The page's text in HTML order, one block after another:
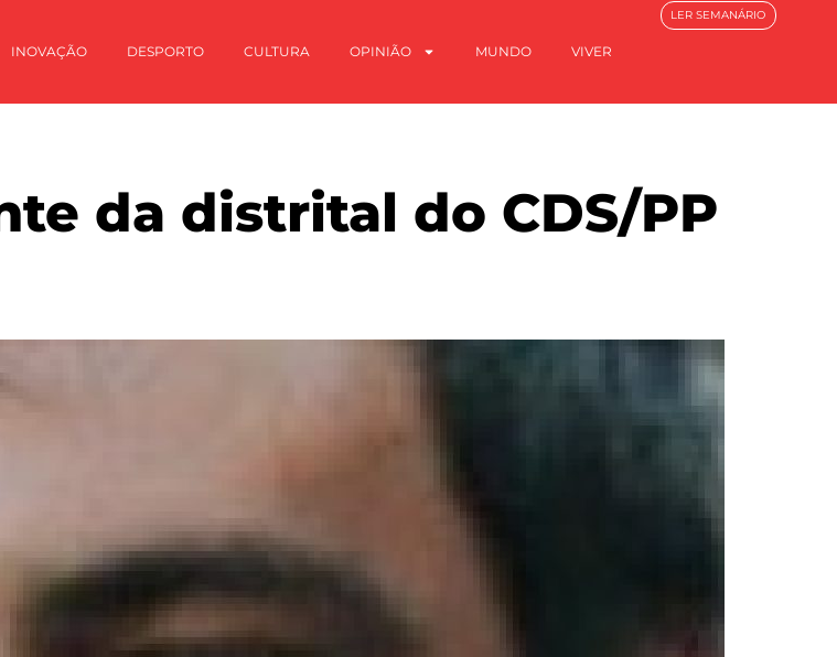
INOVAÇÃO DESPORTO CULTURA OPINIÃO MUNDO VIVER
LER SEMANÁRIO
da distrital do CDS/PP